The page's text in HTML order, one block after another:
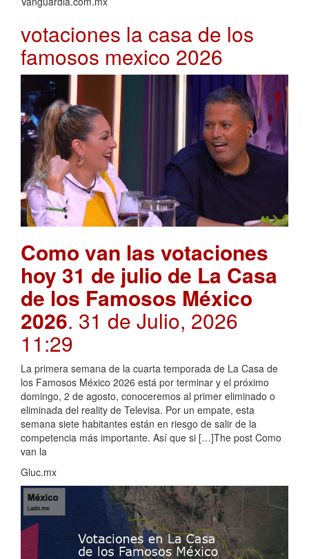
votaciones la casa de los
famosos mexico 2026
Como van las votaciones
hoy 31 de julio de La Casa
de los Famosos México
2026. 31 de Julio, 2026
11:29
La primera semana de la cuarta temporada de La Casa de
los Famosos México 2026 está por terminar y el próximo
domingo, 2 de agosto, conoceremos al primer eliminado o
eliminada del reality de Televisa. Por un empate, esta
semana siete habitantes están en riesgo de salir de la
competencia más importante. Así que si […]The post Como
van la
Gluc.mx